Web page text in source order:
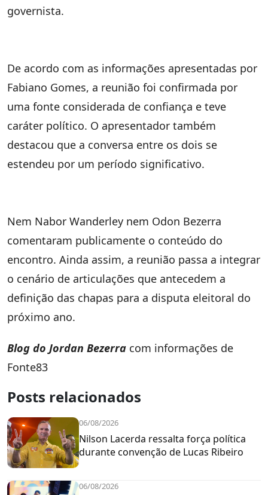
governista.
De acordo com as informações apresentadas por
Fabiano Gomes, a reunião foi confirmada por
uma fonte considerada de confiança e teve
caráter político. O apresentador também
destacou que a conversa entre os dois se
estendeu por um período significativo.
Nem Nabor Wanderley nem Odon Bezerra
comentaram publicamente o conteúdo do
encontro. Ainda assim, a reunião passa a integrar
o cenário de articulações que antecedem a
definição das chapas para a disputa eleitoral do
próximo ano.
Blog do Jordan Bezerra com informações de
Fonte83
Posts relacionados
06/08/2026
Nilson Lacerda ressalta força política
durante convenção de Lucas Ribeiro
06/08/2026